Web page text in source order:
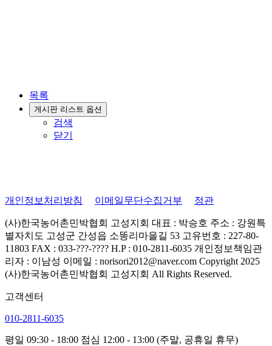
목록
게시판 리스트 옵션
검색
닫기
개인정보처리방침 이메일무단수집거부 정관
(사)한국농어촌민박협회 고성지회 대표 : 박승호 주소 : 강원특
별자치도 고성군 간성읍 소똥리마을길 53 고유번호 : 227-80-
11803 FAX : 033-???-???? H.P : 010-2811-6035 개인정보책임관
리자 : 이남성 이메일 : norisori2012@naver.com Copyright 2025
(사)한국농어촌민박협회 고성지회 All Rights Reserved.
고객센터
010-2811-6035
평일 09:30 - 18:00 점심 12:00 - 13:00 (주말, 공휴일 휴무)